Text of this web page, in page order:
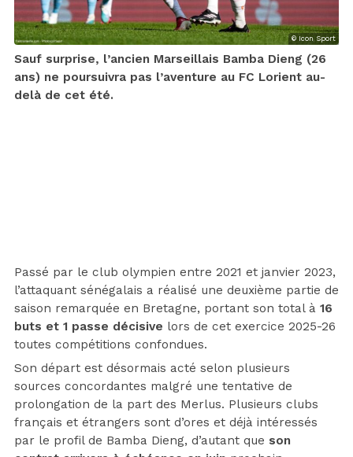
© Icon Sport
Sauf surprise, l’ancien Marseillais Bamba Dieng (26
ans) ne poursuivra pas l’aventure au FC Lorient au-
delà de cet été.
Passé par le club olympien entre 2021 et janvier 2023,
l’attaquant sénégalais a réalisé une deuxième partie de
saison remarquée en Bretagne, portant son total à 16
buts et 1 passe décisive lors de cet exercice 2025-26
toutes compétitions confondues.
Son départ est désormais acté selon plusieurs
sources concordantes malgré une tentative de
prolongation de la part des Merlus. Plusieurs clubs
français et étrangers sont d’ores et déjà intéressés
par le profil de Bamba Dieng, d’autant que son